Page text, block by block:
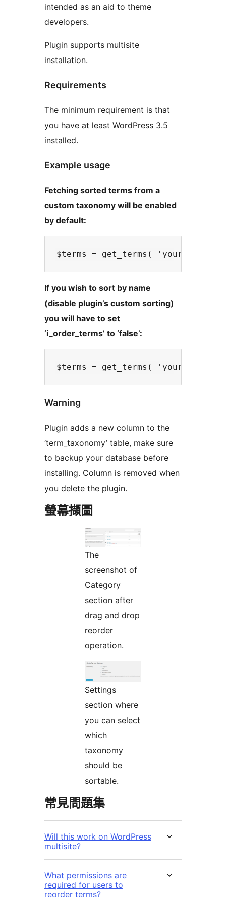
intended as an aid to theme
developers.
Plugin supports multisite
installation.
Requirements
The minimum requirement is that
you have at least WordPress 3.5
installed.
Example usage
Fetching sorted terms from a
custom taxonomy will be enabled
by default:
If you wish to sort by name
(disable plugin’s custom sorting)
you will have to set
‘i_order_terms’ to ‘false’:
Warning
Plugin adds a new column to the
‘term_taxonomy’ table, make sure
to backup your database before
installing. Column is removed when
you delete the plugin.
螢幕擷圖
The
screenshot of
Category
section after
drag and drop
reorder
operation.
Settings
section where
you can select
which
taxonomy
should be
sortable.
常見問題集
Will this work on WordPress
multisite?
What permissions are
required for users to
reorder terms?